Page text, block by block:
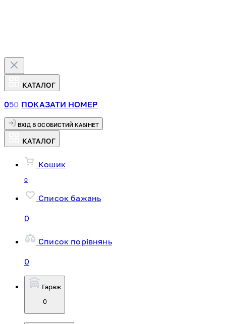
КАТАЛОГ
050 ПОКАЗАТИ НОМЕР
ВХІД В ОСОБИСТИЙ КАБІНЕТ
КАТАЛОГ
Кошик
0
Список бажань
0
Список порівнянь
0
Гараж
0